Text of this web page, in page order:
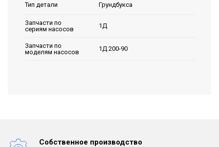
Тип детали Грундбукса
Запчасти по
сериям насосов
1Д
Запчасти по
моделям насосов
1Д 200-90
Собственное производство